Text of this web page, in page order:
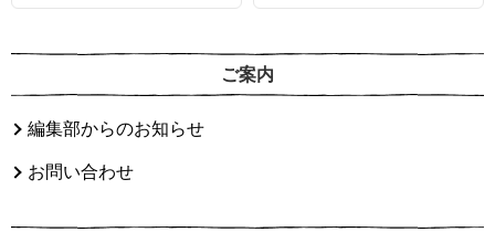
ご案内
編集部からのお知らせ
お問い合わせ